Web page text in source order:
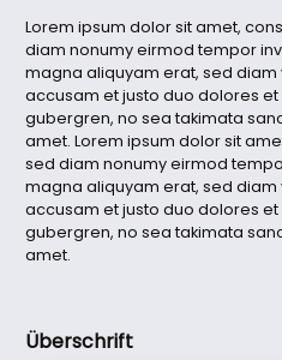
Lorem ipsum dolor sit amet,
diam nonumy eirmod tempor
magna aliquyam erat, sed diam
accusam et justo duo dolores et
gubergren, no sea takimata
amet. Lorem ipsum dolor sit
sed diam nonumy eirmod
magna aliquyam erat, sed diam
accusam et justo duo dolores et
gubergren, no sea takimata
amet.
Überschrift